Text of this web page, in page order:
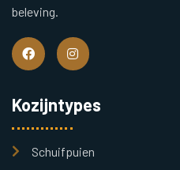
beleving.
Kozijntypes
Schuifpuien